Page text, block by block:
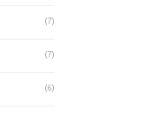
(7)
(7)
(6)